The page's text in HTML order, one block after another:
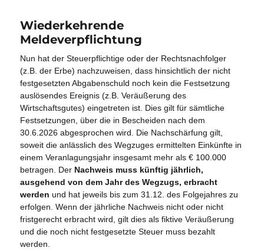
Wiederkehrende
Meldeverpflichtung
Nun hat der Steuerpflichtige oder der Rechtsnachfolger
(z.B. der Erbe) nachzuweisen, dass hinsichtlich der nicht
festgesetzten Abgabenschuld noch kein die Festsetzung
auslösendes Ereignis (z.B. Veräußerung des
Wirtschaftsgutes) eingetreten ist. Dies gilt für sämtliche
Festsetzungen, über die in Bescheiden nach dem
30.6.2026 abgesprochen wird. Die Nachschärfung gilt,
soweit die anlässlich des Wegzuges ermittelten Einkünfte in
einem Veranlagungsjahr insgesamt mehr als € 100.000
betragen. Der Nachweis muss künftig jährlich,
ausgehend von dem Jahr des Wegzugs, erbracht
werden und hat jeweils bis zum 31.12. des Folgejahres zu
erfolgen. Wenn der jährliche Nachweis nicht oder nicht
fristgerecht erbracht wird, gilt dies als fiktive Veräußerung
und die noch nicht festgesetzte Steuer muss bezahlt
werden.